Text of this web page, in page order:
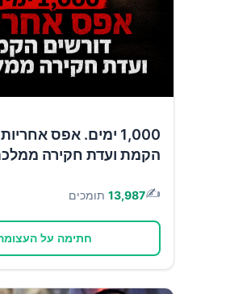
1,000 ימים. אפס
הקמת ועדת חקירה
✍️
13,987 תומכים
חתימה על